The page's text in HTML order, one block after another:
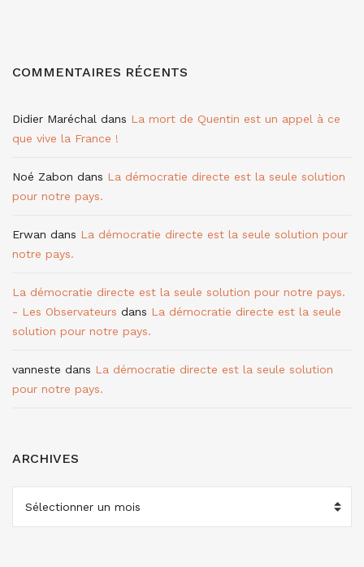
COMMENTAIRES RÉCENTS
Didier Maréchal dans La mort de Quentin est un appel à ce
que vive la France !
Noé Zabon dans La démocratie directe est la seule solution
pour notre pays.
Erwan dans La démocratie directe est la seule solution pour
notre pays.
La démocratie directe est la seule solution pour notre pays.
- Les Observateurs dans La démocratie directe est la seule
solution pour notre pays.
vanneste dans La démocratie directe est la seule solution
pour notre pays.
ARCHIVES
ARCHIVES